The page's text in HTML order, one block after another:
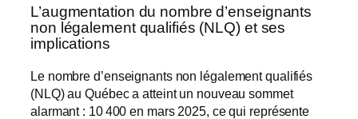
L’augmentation du nombre d’enseignants
non légalement qualifiés (NLQ) et ses
implications
Le nombre d’enseignants non légalement qualifiés
(NLQ) au Québec a atteint un nouveau sommet
alarmant : 10 400 en mars 2025, ce qui représente